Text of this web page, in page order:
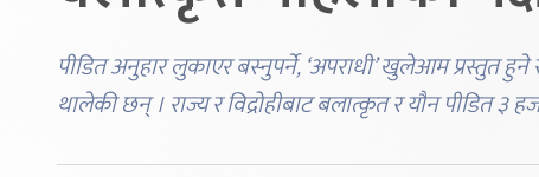
पीडित अनुहार लुकाएर बस्नुपर्ने, ‘अपराधी’ खुलेआम प्रस्तुत
थालेकी छन् । राज्य र विद्रोहीबाट बलात्कृत र यौन पीडित ३